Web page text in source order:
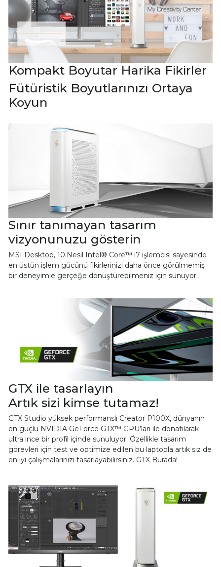
Kompakt Boyutar Harika Fikirler
Fütüristik Boyutlarınızı Ortaya
Koyun
Sınır tanımayan tasarım
vizyonunuzu gösterin
MSI Desktop, 10.Nesil Intel® Core™ i7 işlemcisi sayesinde
en üstün işlem gücünü fikirlerinizi daha önce görülmemiş
bir deneyimle gerçeğe dönüştürebilmeniz için sunuyor.
GTX ile tasarlayın
Artık sizi kimse tutamaz!
GTX Studio yüksek performanslı Creator P100X, dünyanın
en güçlü NVIDIA GeForce GTX™ GPU’ları ile donatılarak
ultra ince bir profil içinde sunuluyor. Özellikle tasarım
görevleri için test ve optimize edilen bu laptopla artık siz de
en iyi çalışmalarınızı tasarlayabilirsiniz. GTX Burada!